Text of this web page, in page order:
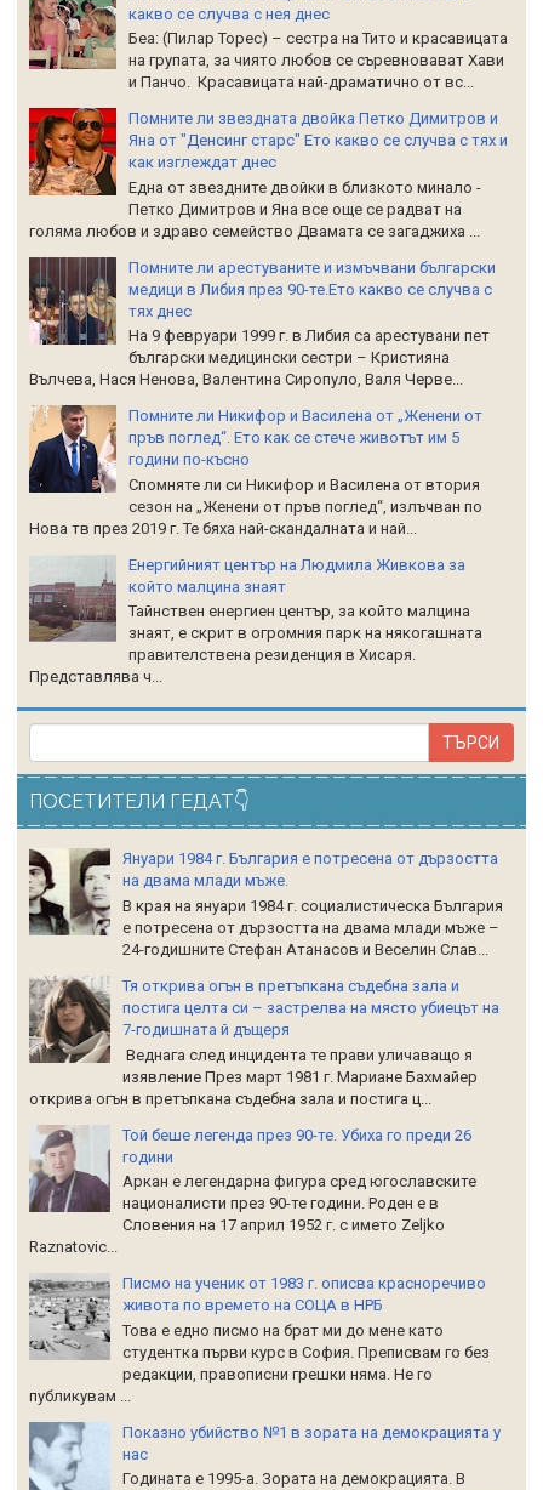
какво се случва с нея днес
Беа: (Пилар Торес) – сестра на Тито и красавицата
на групата, за чиято любов се съревновават Хави
и Панчо. Красавицата най-драматично от вс...
Помните ли звездната двойка Петко Димитров и
Яна от "Денсинг старс" Ето какво се случва с тях и
как изглеждат днес
Една от звездните двойки в близкото минало -
Петко Димитров и Яна все още се радват на
голяма любов и здраво семейство Двамата се загаджиха ...
Помните ли арестуваните и измъчвани български
медици в Либия през 90-те.Ето какво се случва с
тях днес
На 9 февруари 1999 г. в Либия са арестувани пет
български медицински сестри – Кристияна
Вълчева, Нася Ненова, Валентина Сиропуло, Валя Черве...
Помните ли Никифор и Василена от „Женени от
пръв поглед“. Ето как се стече животът им 5
години по-късно
Спомняте ли си Никифор и Василена от втория
сезон на „Женени от пръв поглед“, излъчван по
Нова тв през 2019 г. Те бяха най-скандалната и най...
Енергийният център на Людмила Живкова за
който малцина знаят
Тайнствен енергиен център, за който малцина
знаят, е скрит в огромния парк на някогашната
правителствена резиденция в Хисаря.
Представлява ч...
ПОСЕТИТЕЛИ ГЕДАТ👇
Януари 1984 г. България е потресена от дързостта
на двама млади мъже.
В края на януари 1984 г. социалистическа България
е потресена от дързостта на двама млади мъже –
24-годишните Стефан Атанасов и Веселин Слав...
Тя открива огън в претъпкана съдебна зала и
постига целта си – застрелва на място убиецът на
7-годишната й дъщеря
Веднага след инцидента те прави уличаващо я
изявление През март 1981 г. Мариане Бахмайер
открива огън в претъпкана съдебна зала и постига ц...
Той беше легенда през 90-те. Убиха го преди 26
години
Аркан е легендарна фигура сред югославските
националисти през 90-те години. Роден е в
Словения на 17 април 1952 г. с името Zeljko
Raznatoviс...
Писмо на ученик от 1983 г. описва красноречиво
живота по времето на СОЦА в НРБ
Това е едно писмо на брат ми до мене като
студентка първи курс в София. Преписвам го без
редакции, правописни грешки няма. Не го
публикувам ...
Показно убийство №1 в зората на демокрацията у
нас
Годината е 1995-а. Зората на демокрацията. В